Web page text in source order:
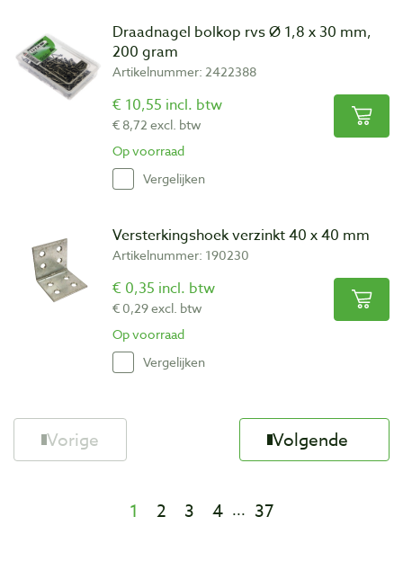
Draadnagel bolkop rvs Ø 1,8 x 30 mm,
200 gram
Artikelnummer: 2422388
€ 10,55 incl. btw
€ 8,72 excl. btw
Op voorraad
Vergelijken
Versterkingshoek verzinkt 40 x 40 mm
Artikelnummer: 190230
€ 0,35 incl. btw
€ 0,29 excl. btw
Op voorraad
Vergelijken
Vorige
1 2 3 4 ... 37
Volgende